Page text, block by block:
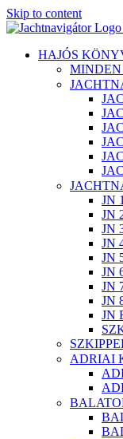
Skip to content
HAJÓS
JN
JN
JN
JN
JN
JN
JN
JN
JN
ADRIAI